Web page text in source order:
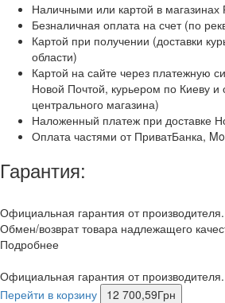
Наличными или картой в магазинах
Безналичная оплата на счет (по
Картой при получении (доставки
области)
Картой на сайте через платежную
Новой Почтой, курьером по Киеву и
центрального магазина)
Наложенный платеж при доставке
Оплата частями от ПриватБанка,
Гарантия:
Официальная гарантия от производителя.
Обмен/возврат товара надлежащего
Подробнее
Официальная гарантия от производителя.
Перейти в корзину
12 700,59Грн